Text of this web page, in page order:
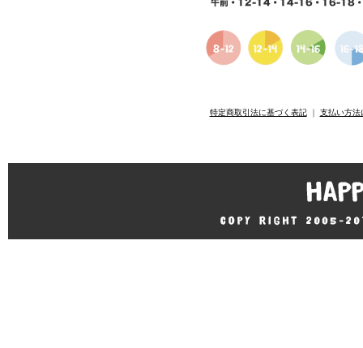
特定商取引法に基づく表記｜ 支払い方法